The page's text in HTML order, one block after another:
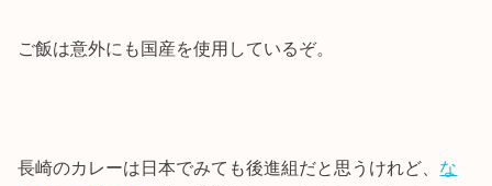
ご飯は意外にも国産を使用しているぞ。
長崎のカレーは日本でみても後進組だと思うけれど、 な